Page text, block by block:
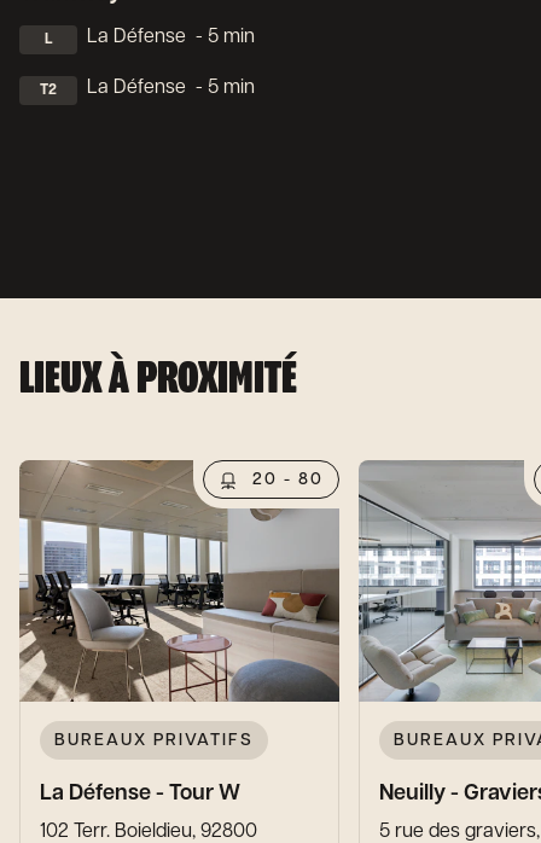
L La Défense - 5 min
T2 La Défense - 5 min
LIEUX À PROXIMITÉ
20 - 80
BUREAUX PRIVATIFS
La Défense - Tour W
102 Terr. Boieldieu, 92800
BUREAUX
Neuilly -
5 rue des